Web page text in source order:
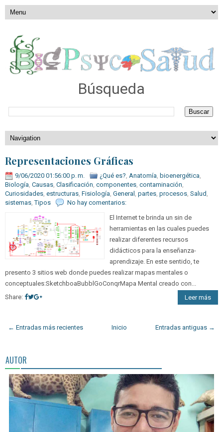
Búsqueda
Representaciones Gráficas
9/06/2020 01:56:00 p. m. ¿Qué es?, Anatomía, bioenergética,
Biología, Causas, Clasificación, componentes, contaminación,
Curiosidades, estructuras, Fisiología, General , partes, procesos, Salud ,
sistemas,Tipos
No hay comentarios:
El Internet te brinda un sin de
herramientas en las cuales puedes
realizar diferentes recursos
didácticos para la enseñanza-
aprendizaje. En este sentido, te
presento 3 sitios web donde puedes realizar mapas mentales o
conceptuales:SketchboaBubblGoConqrMapa Mental creado con...
Share:
Leer más
← Entradas más recientes Entradas antiguas →
Inicio
AUTOR